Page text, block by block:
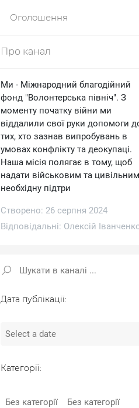
Оголошення
Про канал
Ми - Міжнародний благодійний
фонд "Волонтерська північ". З
моменту початку війни ми
віддалили свої руки допомоги
тих, хто зазнав випробувань в
умовах конфлікту та деокупаці.
Наша місія полягає в тому, щоб
надати військовим та цивільним
необхідну підтри
Створено: 26 серпня 2024
Відповідальні: Олексій
Дата публікації:
Категорії:
Без категорії Без категорії